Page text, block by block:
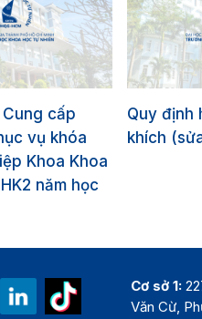
cấp
vụ khóa
Khoa Khoa
năm học
Quy định
khích
Cơ sở 1:
Văn Cừ,